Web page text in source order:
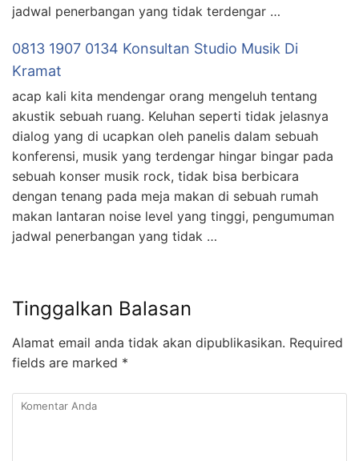
jadwal penerbangan yang tidak terdengar …
0813 1907 0134 Konsultan Studio Musik Di
Kramat
acap kali kita mendengar orang mengeluh tentang
akustik sebuah ruang. Keluhan seperti tidak jelasnya
dialog yang di ucapkan oleh panelis dalam sebuah
konferensi, musik yang terdengar hingar bingar pada
sebuah konser musik rock, tidak bisa berbicara
dengan tenang pada meja makan di sebuah rumah
makan lantaran noise level yang tinggi, pengumuman
jadwal penerbangan yang tidak …
Tinggalkan Balasan
Alamat email anda tidak akan dipublikasikan. Required
fields are marked *